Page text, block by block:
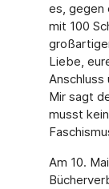
es, gegen
mit 100
Liebe,
Anschluss
Mir sagt
musst
Am 10.